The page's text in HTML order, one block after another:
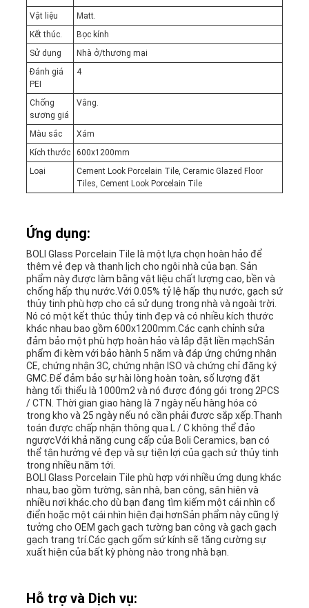
Vật liệu
Matt.
Kết thúc.
Bọc kính
Sử dụng
Nhà ở/thương mại
Đánh giá
PEI
4
Chống
sương giá
Vâng.
Màu sắc
Xám
Kích thước
600x1200mm
Loại
Cement Look Porcelain Tile, Ceramic Glazed Floor
Tiles, Cement Look Porcelain Tile
Ứng dụng:
BOLI Glass Porcelain Tile là một lựa chọn hoàn hảo để
thêm vẻ đẹp và thanh lịch cho ngôi nhà của bạn. Sản
phẩm này được làm bằng vật liệu chất lượng cao, bền và
chống hấp thụ nước.Với 0.05% tỷ lệ hấp thụ nước, gạch sứ
thủy tinh phù hợp cho cả sử dụng trong nhà và ngoài trời.
Nó có một kết thúc thủy tinh đẹp và có nhiều kích thước
khác nhau bao gồm 600x1200mm.Các cạnh chỉnh sửa
đảm bảo một phù hợp hoàn hảo và lắp đặt liền mạchSản
phẩm đi kèm với bảo hành 5 năm và đáp ứng chứng nhận
CE, chứng nhận 3C, chứng nhận ISO và chứng chỉ đăng ký
GMC.Để đảm bảo sự hài lòng hoàn toàn, số lượng đặt
hàng tối thiểu là 1000m2 và nó được đóng gói trong 2PCS
/ CTN. Thời gian giao hàng là 7 ngày nếu hàng hóa có
trong kho và 25 ngày nếu nó cần phải được sắp xếp.Thanh
toán được chấp nhận thông qua L / C không thể đảo
ngượcVới khả năng cung cấp của Boli Ceramics, bạn có
thể tận hưởng vẻ đẹp và sự tiện lợi của gạch sứ thủy tinh
trong nhiều năm tới.
BOLI Glass Porcelain Tile phù hợp với nhiều ứng dụng khác
nhau, bao gồm tường, sàn nhà, ban công, sân hiên và
nhiều nơi khác.cho dù bạn đang tìm kiếm một cái nhìn cổ
điển hoặc một cái nhìn hiện đại hơnSản phẩm này cũng lý
tưởng cho OEM gạch gạch tường ban công và gạch gạch
gạch trang trí.Các gạch gốm sứ kính sẽ tăng cường sự
xuất hiện của bất kỳ phòng nào trong nhà bạn.
Hỗ trợ và Dịch vụ: